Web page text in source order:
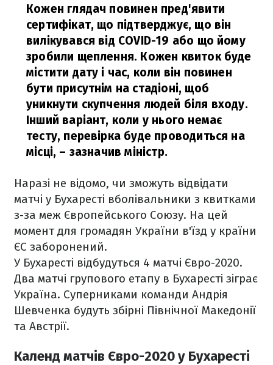
Кожен глядач повинен пред'явити
сертифікат, що підтверджує, що він
вилікувався від COVID-19 або що йому
зробили щеплення. Кожен квиток буде
містити дату і час, коли він повинен
бути присутнім на стадіоні, щоб
уникнути скупчення людей біля входу.
Інший варіант, коли у нього немає
тесту, перевірка буде проводиться на
місці, – зазначив міністр.
Наразі не відомо, чи зможуть відвідати
матчі у Бухаресті вболівальники з квитками
з-за меж Європейського Союзу. На цей
момент для громадян України в'їзд у країни
ЄС заборонений.
У Бухаресті відбудуться 4 матчі Євро-2020.
Два матчі групового етапу в Бухаресті зіграє
Україна. Суперниками команди Андрія
Шевченка будуть збірні Північної Македонії
та Австрії.
Календ матчів Євро-2020 у Бухаресті